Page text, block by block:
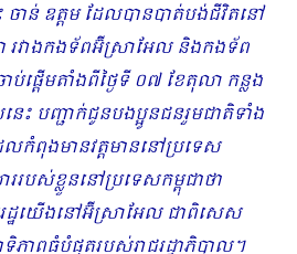
ចាន់ ឧត្តម​ ដែលបានបាត់បង់ជីវិតនៅ
រវាងកងទ័ពអ៊ីស្រាអែល និងកងទ័ព
ផ្ដើមតាំងពីថ្ងៃទី ០៧ ខែតុលា កន្លង
េះ បញ្ជាក់ជូនបងប្អូនជនរួមជាតិទាំង
ពុងមានវត្តមាននៅប្រទេស
របស់ខ្លួននៅប្រទេសកម្ពុជាថា
ដ្ឋយើងនៅអ៊ីស្រាអែល ជាពិសេស
ាពធំបំផុតរបស់រាជរដ្ឋាភិបាល។